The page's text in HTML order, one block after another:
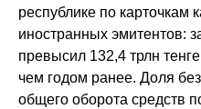
республике по карточкам
иностранных эмитентов:
превысил 132,4 трлн
чем годом ранее. Доля
общего оборота средств